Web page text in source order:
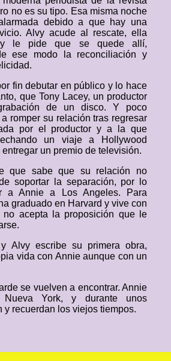
no es su tipo. Esa misma noche
debido a que hay una
Alvy acude al rescate, ella
y le pide que se quede allí,
ese modo la reconciliación y
fin debutar en público y lo hace
que Tony Lacey, un productor
de un disco. Y poco
romper su relación tras regresar
por el productor y a la que
un viaje a Hollywood
un premio de televisión.
que sabe que su relación no
soportar la separación, por lo
a Annie a Los Angeles. Para
graduado en Harvard y vive con
no acepta la proposición que le
Alvy escribe su primera obra,
vida con Annie aunque con un
se vuelven a encontrar. Annie
York, y durante unos
y recuerdan los viejos tiempos.